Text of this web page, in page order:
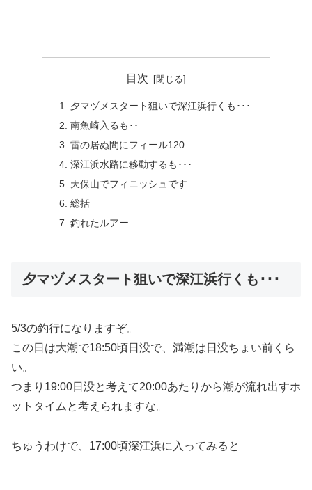
目次
夕マヅメスタート狙いで深江浜行くも･･･
南魚崎入るも･･
雷の居ぬ間にフィール120
深江浜水路に移動するも･･･
天保山でフィニッシュです
総括
釣れたルアー
夕マヅメスタート狙いで深江浜行くも･･･
5/3の釣行になりますぞ。
この日は大潮で18:50頃日没で、満潮は日没ちょい前くら
い。
つまり19:00日没と考えて20:00あたりから潮が流れ出すホ
ットタイムと考えられますな。
ちゅうわけで、17:00頃深江浜に入ってみると